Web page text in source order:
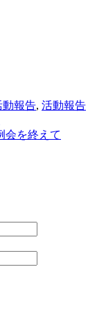
動報告, 活動報告
会を終えて